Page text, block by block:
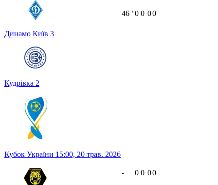
Динамо Київ 3
Кудрівка 2
46 ʼ0 0 00
Кубок України 15:00, 20 трав. 2026
- 0 0 00